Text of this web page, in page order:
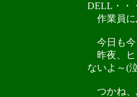
DELL・・
作業員に
今日も今
昨夜、ヒ
ないよ～(
つかね、